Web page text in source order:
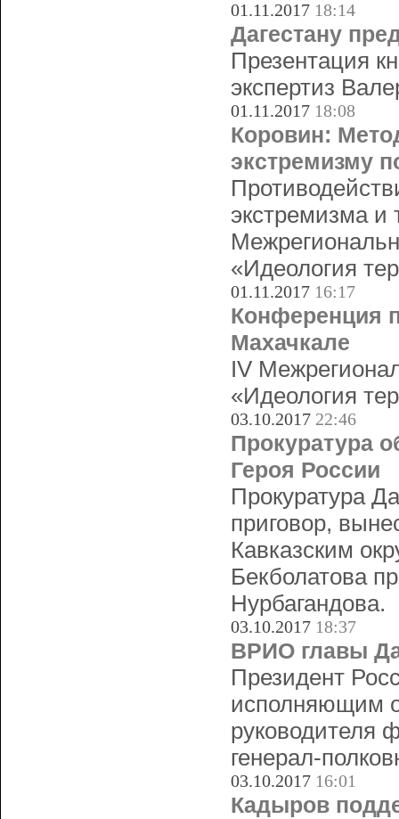
01.11.2017 18:14
Дагестану
Презентация
экспертиз
01.11.2017 18:08
Коровин:
экстремизму
экстремизма и
«Идеология
01.11.2017 16:17
Конференция
Махачкале
IV
«Идеология
03.10.2017 22:46
Прокуратура
Героя России
Прокуратура
приговор,
Кавказским
Бекболатова
Нурбагандова.
03.10.2017 18:37
ВРИО главы
Президент
исполняющим
руководителя
генерал-
03.10.2017 16:01
Кадыров